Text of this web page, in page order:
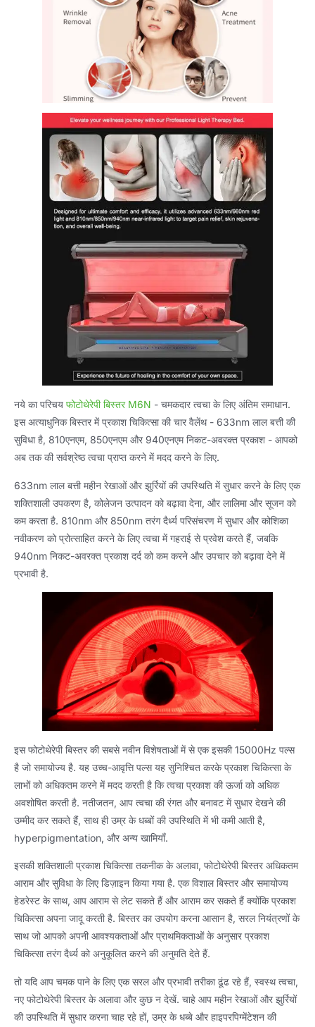
नये का परिचय फोटोथेरेपी बिस्तर M6N - चमकदार त्वचा के लिए अंतिम समाधान.
इस अत्याधुनिक बिस्तर में प्रकाश चिकित्सा की चार वैलेंथ - 633nm लाल बत्ती की
सुविधा है, 810एनएम, 850एनएम और 940एनएम निकट-अवरक्त प्रकाश - आपको
अब तक की सर्वश्रेष्ठ त्वचा प्राप्त करने में मदद करने के लिए.
633nm लाल बत्ती महीन रेखाओं और झुर्रियों की उपस्थिति में सुधार करने के लिए एक
शक्तिशाली उपकरण है, कोलेजन उत्पादन को बढ़ावा देना, और लालिमा और सूजन को
कम करता है. 810nm और 850nm तरंग दैर्ध्य परिसंचरण में सुधार और कोशिका
नवीकरण को प्रोत्साहित करने के लिए त्वचा में गहराई से प्रवेश करते हैं, जबकि
940nm निकट-अवरक्त प्रकाश दर्द को कम करने और उपचार को बढ़ावा देने में
प्रभावी है.
इस फोटोथेरेपी बिस्तर की सबसे नवीन विशेषताओं में से एक इसकी 15000Hz पल्स
है जो समायोज्य है. यह उच्च-आवृत्ति पल्स यह सुनिश्चित करके प्रकाश चिकित्सा के
लाभों को अधिकतम करने में मदद करती है कि त्वचा प्रकाश की ऊर्जा को अधिक
अवशोषित करती है. नतीजतन, आप त्वचा की रंगत और बनावट में सुधार देखने की
उम्मीद कर सकते हैं, साथ ही उम्र के धब्बों की उपस्थिति में भी कमी आती है,
hyperpigmentation, और अन्य खामियाँ.
इसकी शक्तिशाली प्रकाश चिकित्सा तकनीक के अलावा, फोटोथेरेपी बिस्तर अधिकतम
आराम और सुविधा के लिए डिज़ाइन किया गया है. एक विशाल बिस्तर और समायोज्य
हेडरेस्ट के साथ, आप आराम से लेट सकते हैं और आराम कर सकते हैं क्योंकि प्रकाश
चिकित्सा अपना जादू करती है. बिस्तर का उपयोग करना आसान है, सरल नियंत्रणों के
साथ जो आपको अपनी आवश्यकताओं और प्राथमिकताओं के अनुसार प्रकाश
चिकित्सा तरंग दैर्ध्य को अनुकूलित करने की अनुमति देते हैं.
तो यदि आप चमक पाने के लिए एक सरल और प्रभावी तरीका ढूंढ रहे हैं, स्वस्थ त्वचा,
नए फोटोथेरेपी बिस्तर के अलावा और कुछ न देखें. चाहे आप महीन रेखाओं और झुर्रियों
की उपस्थिति में सुधार करना चाह रहे हों, उम्र के धब्बे और हाइपरपिग्मेंटेशन की